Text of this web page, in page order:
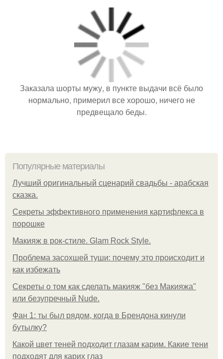
Заказала шорты мужу, в пункте выдачи всё было
нормально, примерил все хорошо, ничего не
предвещало беды.
Популярные материалы
Лучший оригинальный сценарий свадьбы - арабская
сказка.
Секреты эффективного применения картифлекса в
порошке
Макияж в рок-стиле. Glam Rock Style.
Проблема засохшей туши: почему это происходит и
как избежать
Секреты о том как сделать макияж "без Макияжа"
или безупречный Nude.
Фан 1: ты был рядом, когда в Брендона кинули
бутылку?
Какой цвет теней подходит глазам карим. Какие тени
подходят для карих глаз